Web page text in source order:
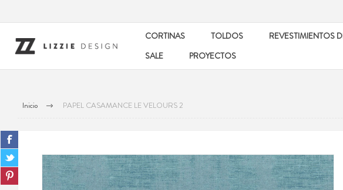
CORTINAS TOLDOS REVESTIMIENTOS
SALE
PROYECTOS
Inicio PAPEL CASAMANCE LE VELOURS 2